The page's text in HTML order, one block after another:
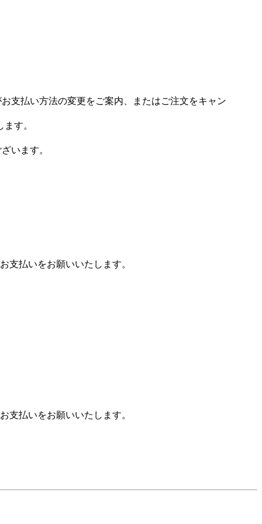
支払い方法の変更をご案内、またはご注文をキャン
す。
います。
支払いをお願いいたします。
支払いをお願いいたします。